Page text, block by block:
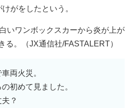
がをしたという。
いワンボックスカーから炎が上が
る。（JX通信社/FASTALERT）
両火災。
初めて見ました。
？